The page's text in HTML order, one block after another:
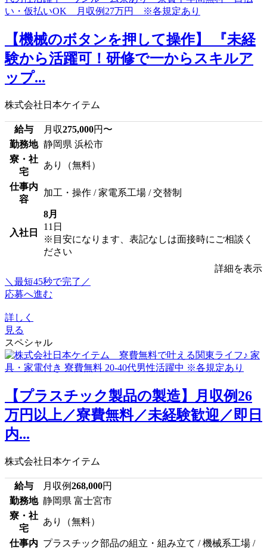
【機械のボタンを押して操作】 『未経
験から活躍可！研修で一からスキルア
ップ...
株式会社日本ケイテム
給与 月収275,000円〜
勤務地 静岡県 浜松市
寮・社
宅
あり（無料）
仕事内
容
加工・操作 / 家電系工場 / 交替制
入社日
8月
11日
※目安になります、表記なしは面接時にご相談く
ださい
詳細を表示
＼最短45秒で完了／
応募へ進む
詳しく
見る
スペシャル
【プラスチック製品の製造】月収例26
万円以上／寮費無料／未経験歓迎／即日
内...
株式会社日本ケイテム
給与 月収例268,000円
勤務地 静岡県 富士宮市
寮・社
宅
あり（無料）
仕事内 プラスチック部品の組立・組み立て / 機械系工場 /